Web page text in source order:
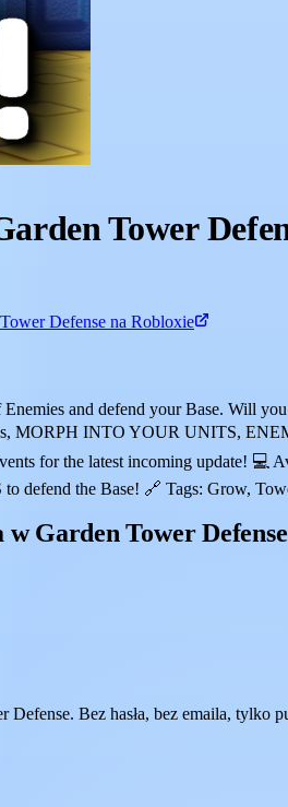
Tower
Defense na Robloxie
and defend your Base. Will
MORPH INTO YOUR UNITS,
for the latest incoming update!
the Base! 🔗 Tags: Grow,
Garden Tower Defense
Bez hasła, bez emaila, tylko